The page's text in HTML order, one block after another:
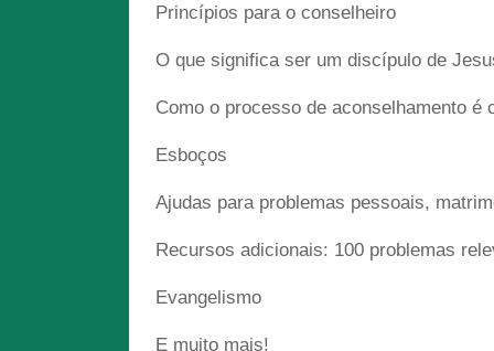
Princípios para o conselheiro
O que significa ser um discípulo de
Como o processo de aconselhamento é
Esboços
Ajudas para problemas pessoais,
Recursos adicionais: 100 problemas
Evangelismo
E muito mais!